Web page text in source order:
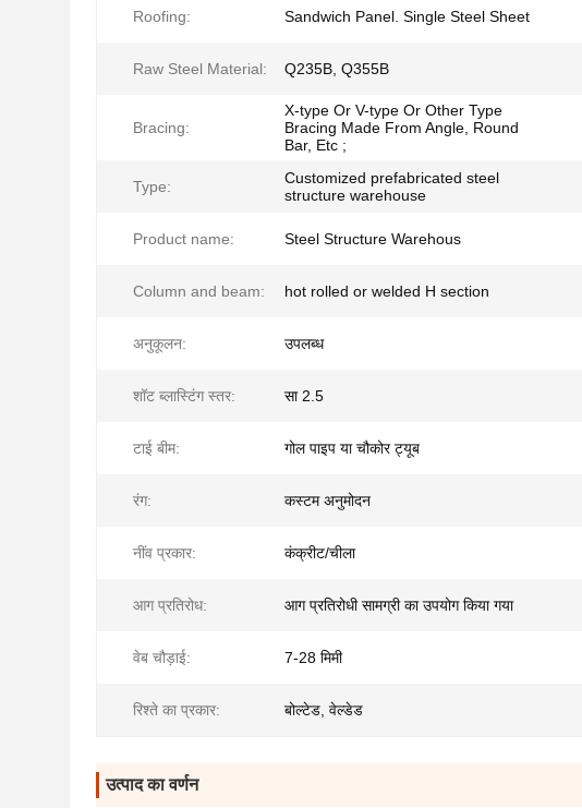
Roofing: Sandwich Panel. Single Steel Sheet
Raw Steel Material: Q235B, Q355B
Bracing:
X-type Or V-type Or Other Type
Bracing Made From Angle, Round
Bar, Etc ;
Type:
Customized prefabricated steel
structure warehouse
Product name: Steel Structure Warehous
Column and beam: hot rolled or welded H section
अनुकूलन: उपलब्ध
शॉट ब्लास्टिंग स्तर: सा 2.5
टाई बीम: गोल पाइप या चौकोर ट्यूब
रंग: कस्टम अनुमोदन
नींव प्रकार: कंक्रीट/चीला
आग प्रतिरोध: आग प्रतिरोधी सामग्री का उपयोग किया गया
वेब चौड़ाई: 7-28 मिमी
रिश्ते का प्रकार: बोल्टेड, वेल्डेड
उत्पाद का वर्णन